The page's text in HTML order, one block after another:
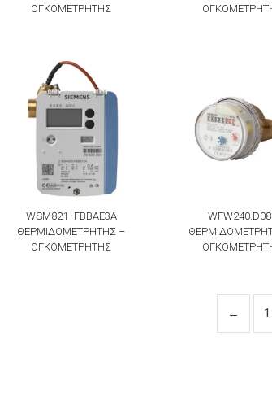
ΟΓΚΟΜΕΤΡΗΤΗΣ
WSM821- FBBAE3A
ΘΕΡΜΙΔΟΜΕΤΡΗΤΗΣ –
ΟΓΚΟΜΕΤΡΗΤΗΣ
← 1